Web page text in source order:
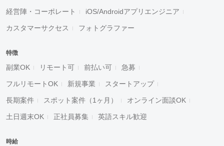
経営陣・コーポレート iOS/Androidアプリエンジニア
カスタマーサクセス フォトグラファー
特徴
副業OK リモート可 前払い可 急募
フルリモートOK 新規事業 スタートアップ
長期案件 スポット案件（1ヶ月） オンライン面談OK
土日週末OK 正社員募集 英語スキル歓迎
時給